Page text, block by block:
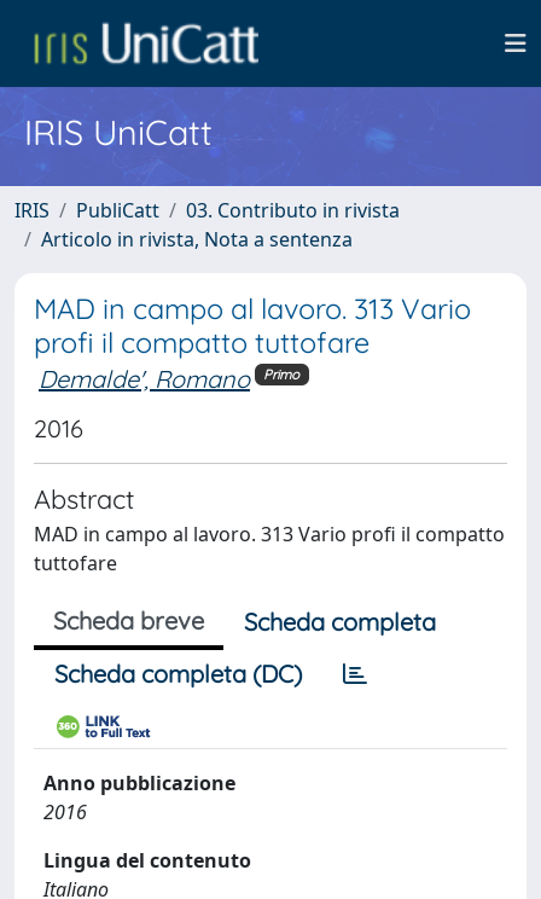
IRIS UniCatt
IRIS PubliCatt
03. Contributo in rivista
Articolo in rivista, Nota a sentenza
MAD in campo al lavoro. 313 Vario
profi il compatto tuttofare
Demalde', Romano Primo
2016
Abstract
MAD in campo al lavoro. 313 Vario profi il compatto
tuttofare
Scheda breve
Scheda completa
Scheda completa (DC)
Anno pubblicazione
2016
Lingua del contenuto
Italiano